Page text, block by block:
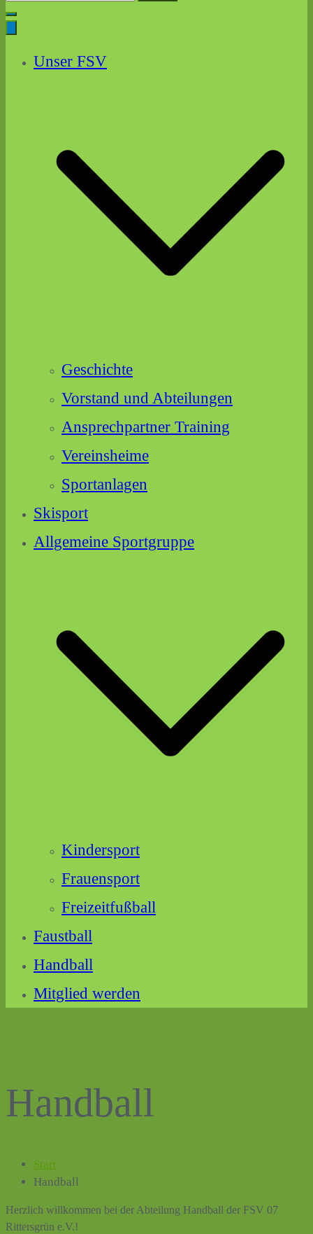
for:
Unser FSV
Geschichte
Vorstand und Abteilungen
Ansprechpartner Training
Vereinsheime
Sportanlagen
Skisport
Allgemeine Sportgruppe
Kindersport
Frauensport
Freizeitfußball
Faustball
Handball
Mitglied werden
Handball
Start
Handball
Herzlich willkommen bei der Abteilung Handball der FSV 07
Rittersgrün e.V.!